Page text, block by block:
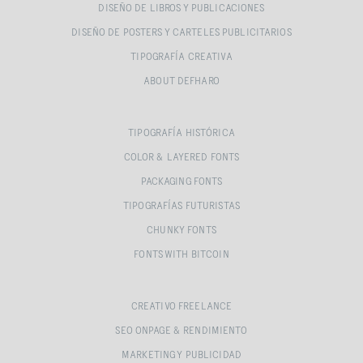
DISEÑO DE LIBROS Y PUBLICACIONES
DISEÑO DE POSTERS Y CARTELES PUBLICITARIOS
TIPOGRAFÍA CREATIVA
ABOUT DEFHARO
TIPOGRAFÍA HISTÓRICA
COLOR & LAYERED FONTS
PACKAGING FONTS
TIPOGRAFÍAS FUTURISTAS
CHUNKY FONTS
FONTS WITH BITCOIN
CREATIVO FREELANCE
SEO ONPAGE & RENDIMIENTO
MARKETING Y PUBLICIDAD